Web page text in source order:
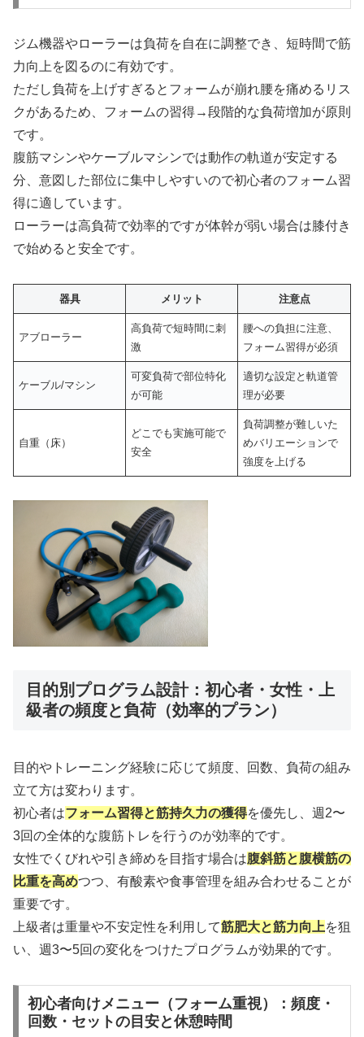
ジム機器やローラーは負荷を自在に調整でき、短時間で筋
力向上を図るのに有効です。
ただし負荷を上げすぎるとフォームが崩れ腰を痛めるリス
クがあるため、フォームの習得→段階的な負荷増加が原則
です。
腹筋マシンやケーブルマシンでは動作の軌道が安定する
分、意図した部位に集中しやすいので初心者のフォーム習
得に適しています。
ローラーは高負荷で効率的ですが体幹が弱い場合は膝付き
で始めると安全です。
器具 メリット 注意点
アブローラー
高負荷で短時間に刺
激
腰への負担に注意、
フォーム習得が必須
ケーブル/マシン
可変負荷で部位特化
が可能
適切な設定と軌道管
理が必要
自重（床）
どこでも実施可能で
安全
負荷調整が難しいた
めバリエーションで
強度を上げる
目的別プログラム設計：初心者・女性・上
級者の頻度と負荷（効率的プラン）
目的やトレーニング経験に応じて頻度、回数、負荷の組み
立て方は変わります。
初心者はフォーム習得と筋持久力の獲得を優先し、週2〜
3回の全体的な腹筋トレを行うのが効率的です。
女性でくびれや引き締めを目指す場合は腹斜筋と腹横筋の
比重を高めつつ、有酸素や食事管理を組み合わせることが
重要です。
上級者は重量や不安定性を利用して筋肥大と筋力向上を狙
い、週3〜5回の変化をつけたプログラムが効果的です。
初心者向けメニュー（フォーム重視）：頻度・
回数・セットの目安と休憩時間